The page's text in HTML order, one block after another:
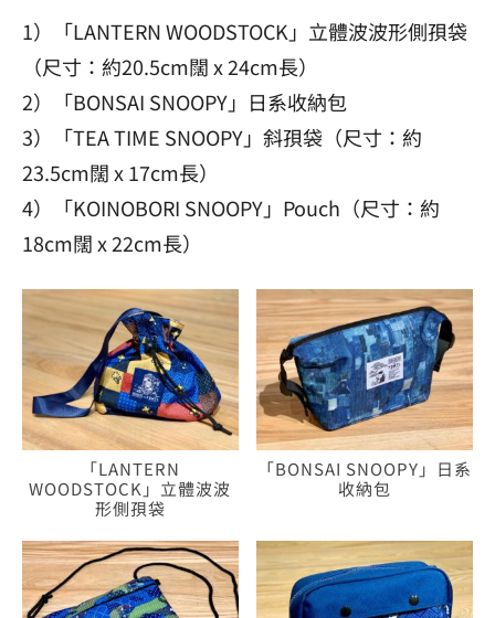
1）「LANTERN WOODSTOCK」立體波波形側孭袋
（尺寸：約20.5cm闊 x 24cm長）
2）「BONSAI SNOOPY」日系收納包
3）「TEA TIME SNOOPY」斜孭袋（尺寸：約
23.5cm闊 x 17cm長）
4）「KOINOBORI SNOOPY」Pouch（尺寸：約
18cm闊 x 22cm長）
「LANTERN
WOODSTOCK」立體波波
形側孭袋
「BONSAI SNOOPY」日系
收納包